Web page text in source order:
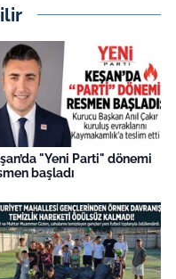
"Yeni Parti" dönemi
başladı